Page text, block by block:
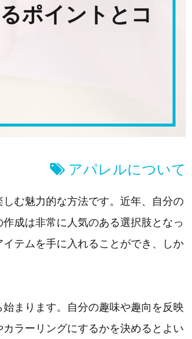
ポイントとコ
アパレルについて
む魅力的な方法です。近年、自分の
成は非常に人気のある選択肢となっ
テムを手に入れることができ、しか
まります。自分の趣味や趣向を反映
ラーリングにするかを決めるとよい